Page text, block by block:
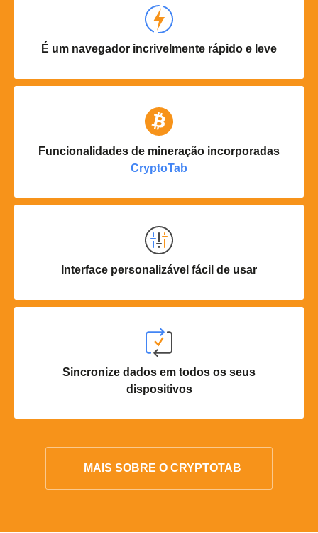
É um navegador incrivelmente rápido e leve
Funcionalidades de mineração incorporadas
CryptoTab
Interface personalizável fácil de usar
Sincronize dados em todos os seus
dispositivos
MAIS SOBRE O CRYPTOTAB